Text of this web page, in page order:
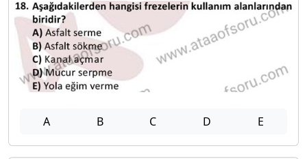
A B C D E